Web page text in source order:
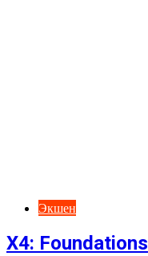
Экшен
X4: Foundations